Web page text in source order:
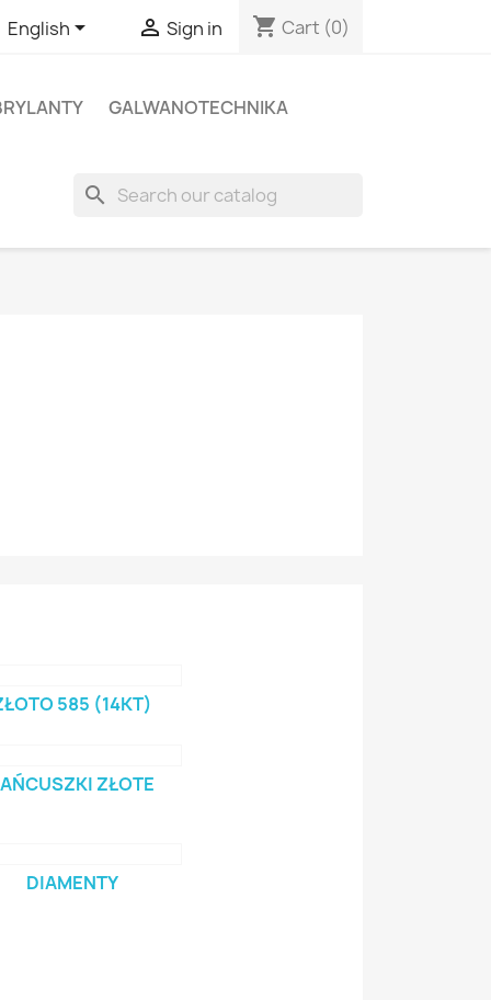
English  Sign in shopping_cart Cart (0)
GALWANOTECHNIKA
search
585 (14KT)
ZŁOTE
DIAMENTY